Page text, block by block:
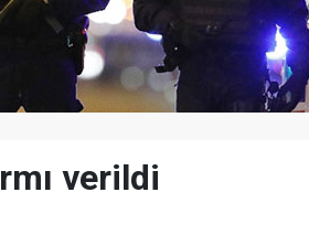
verildi